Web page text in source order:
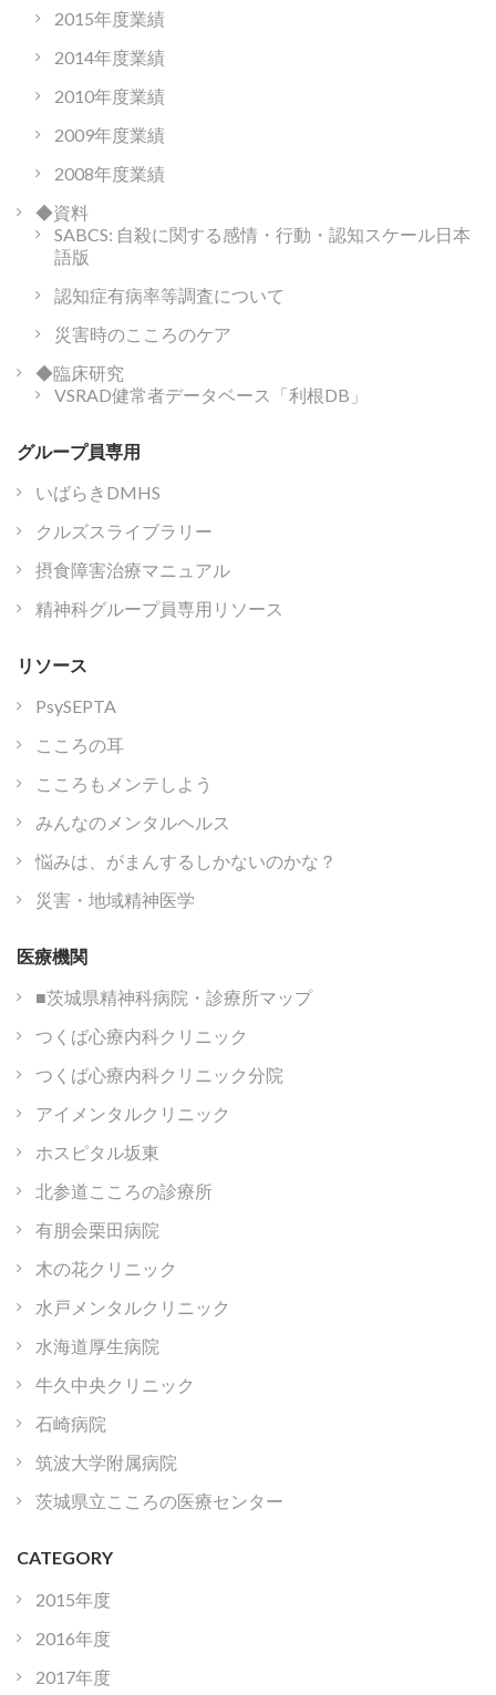
2015年度業績
2014年度業績
2010年度業績
2009年度業績
2008年度業績
◆資料
SABCS: 自殺に関する感情・行動・認知スケール日本
語版
認知症有病率等調査について
災害時のこころのケア
◆臨床研究
VSRAD健常者データベース「利根DB」
グループ員専用
いばらきDMHS
クルズスライブラリー
摂食障害治療マニュアル
精神科グループ員専用リソース
リソース
PsySEPTA
こころの耳
こころもメンテしよう
みんなのメンタルヘルス
悩みは、がまんするしかないのかな？
災害・地域精神医学
医療機関
■茨城県精神科病院・診療所マップ
つくば心療内科クリニック
つくば心療内科クリニック分院
アイメンタルクリニック
ホスピタル坂東
北参道こころの診療所
有朋会栗田病院
木の花クリニック
水戸メンタルクリニック
水海道厚生病院
牛久中央クリニック
石崎病院
筑波大学附属病院
茨城県立こころの医療センター
CATEGORY
2015年度
2016年度
2017年度